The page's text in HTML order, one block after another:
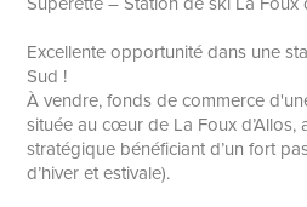
Excellente opportunité dans une
Sud !
À vendre, fonds de commerce
située au cœur de La Foux d’Allos,
stratégique bénéficiant d’un fort
d’hiver et estivale).